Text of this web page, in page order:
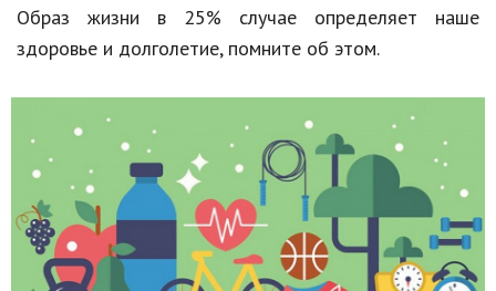
Образ жизни в 25% случае определяет наше
здоровье и долголетие, помните об этом.